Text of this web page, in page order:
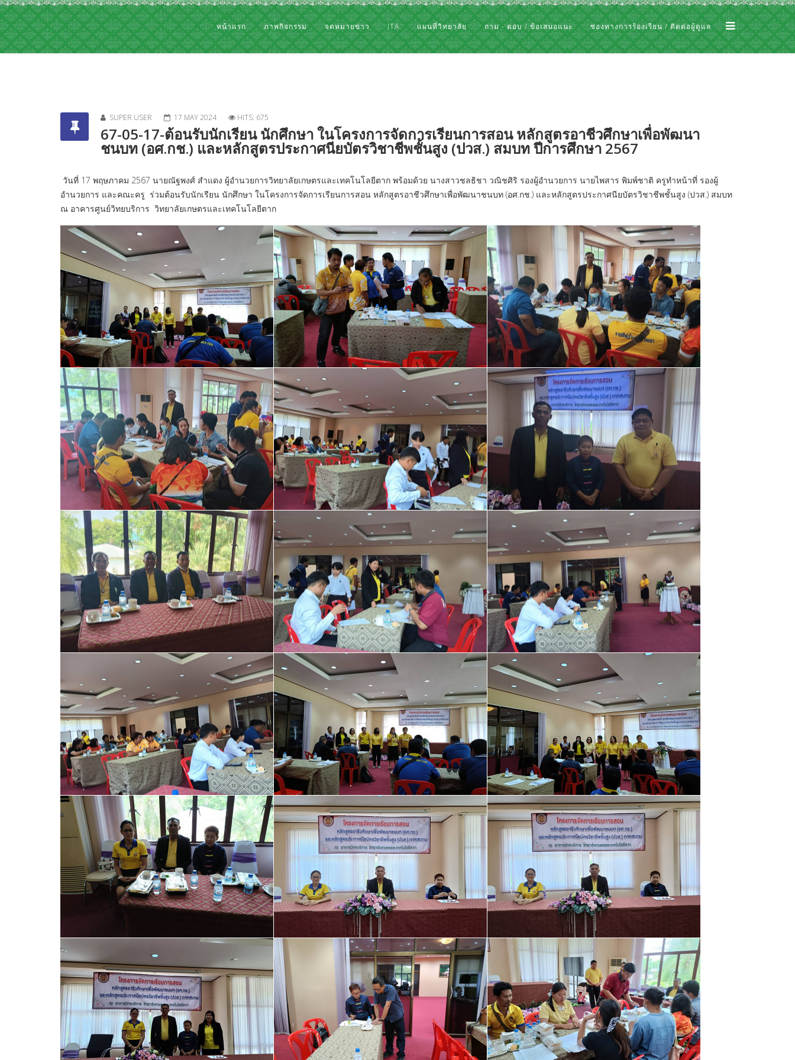
หน้าแรก ภาพกิจกรรม จดหมายข่าว ITA แผนที่วิทยาลัย ถาม - ตอบ / ข้อเสนอแนะ ช่องทางการร้องเรียน / ติดต่อผู้ดูแล
SUPER USER 17 MAY 2024 HITS: 675
67-05-17-ต้อนรับนักเรียน นักศึกษา ในโครงการจัดการเรียนการสอน หลักสูตรอาชีวศึกษาเพื่อพัฒนา
ชนบท (อศ.กช.) และหลักสูตรประกาศนียบัตรวิชาชีพชั้นสูง (ปวส.) สมบท ปีการศึกษา 2567
วันที่ 17 พฤษภาคม 2567 นายณัฐพงศ์ สำแดง ผู้อำนวยการวิทยาลัยเกษตรและเทคโนโลยีตาก พร้อมด้วย นางสาวชลธิชา วณิชศิริ รองผู้อำนวยการ นายไพสาร พิมพ์ชาติ ครูทำหน้าที่ รองผู้
อำนวยการ และคณะครู ร่วมต้อนรับนักเรียน นักศึกษา ในโครงการจัดการเรียนการสอน หลักสูตรอาชีวศึกษาเพื่อพัฒนาชนบท (อศ.กช.) และหลักสูตรประกาศนียบัตรวิชาชีพชั้นสูง (ปวส.) สมบท
ณ อาคารศูนย์วิทยบริการ วิทยาลัยเกษตรและเทคโนโลยีตาก